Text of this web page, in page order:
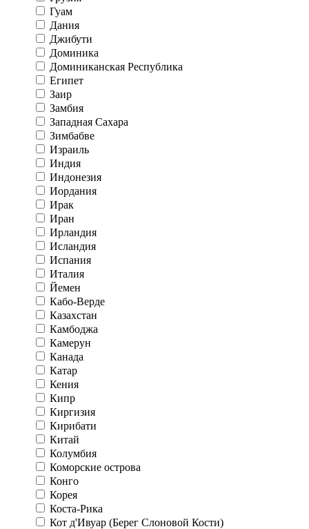
Гуам
Дания
Джибути
Доминика
Доминиканская Республика
Египет
Заир
Замбия
Западная Сахара
Зимбабве
Израиль
Индия
Индонезия
Иордания
Ирак
Иран
Ирландия
Исландия
Испания
Италия
Йемен
Кабо-Верде
Казахстан
Камбоджа
Камерун
Канада
Катар
Кения
Кипр
Киргизия
Кирибати
Китай
Колумбия
Коморские острова
Конго
Корея
Коста-Рика
Кот д'Ивуар (Берег Слоновой Кости)